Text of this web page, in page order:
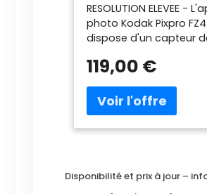
16.44 Mégapixels -
RESOLUTION ELEVEE -
photo Kodak Pixpro
dispose d'un capteur
résolution élevée pour
OBJECTIF PUISSANT -
de l'appareil photo est
d'un zoom optique 4x,
précision.
VIDEO HD - L'appareil
119,00 €
Disponibilité et prix à jour –